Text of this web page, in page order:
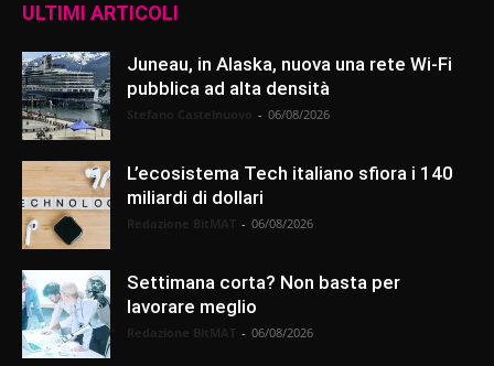
ULTIMI ARTICOLI
Juneau, in Alaska, nuova una rete Wi-Fi
pubblica ad alta densità
- 06/08/2026
L’ecosistema Tech italiano sfiora i 140
miliardi di dollari
- 06/08/2026
Settimana corta? Non basta per
lavorare meglio
- 06/08/2026